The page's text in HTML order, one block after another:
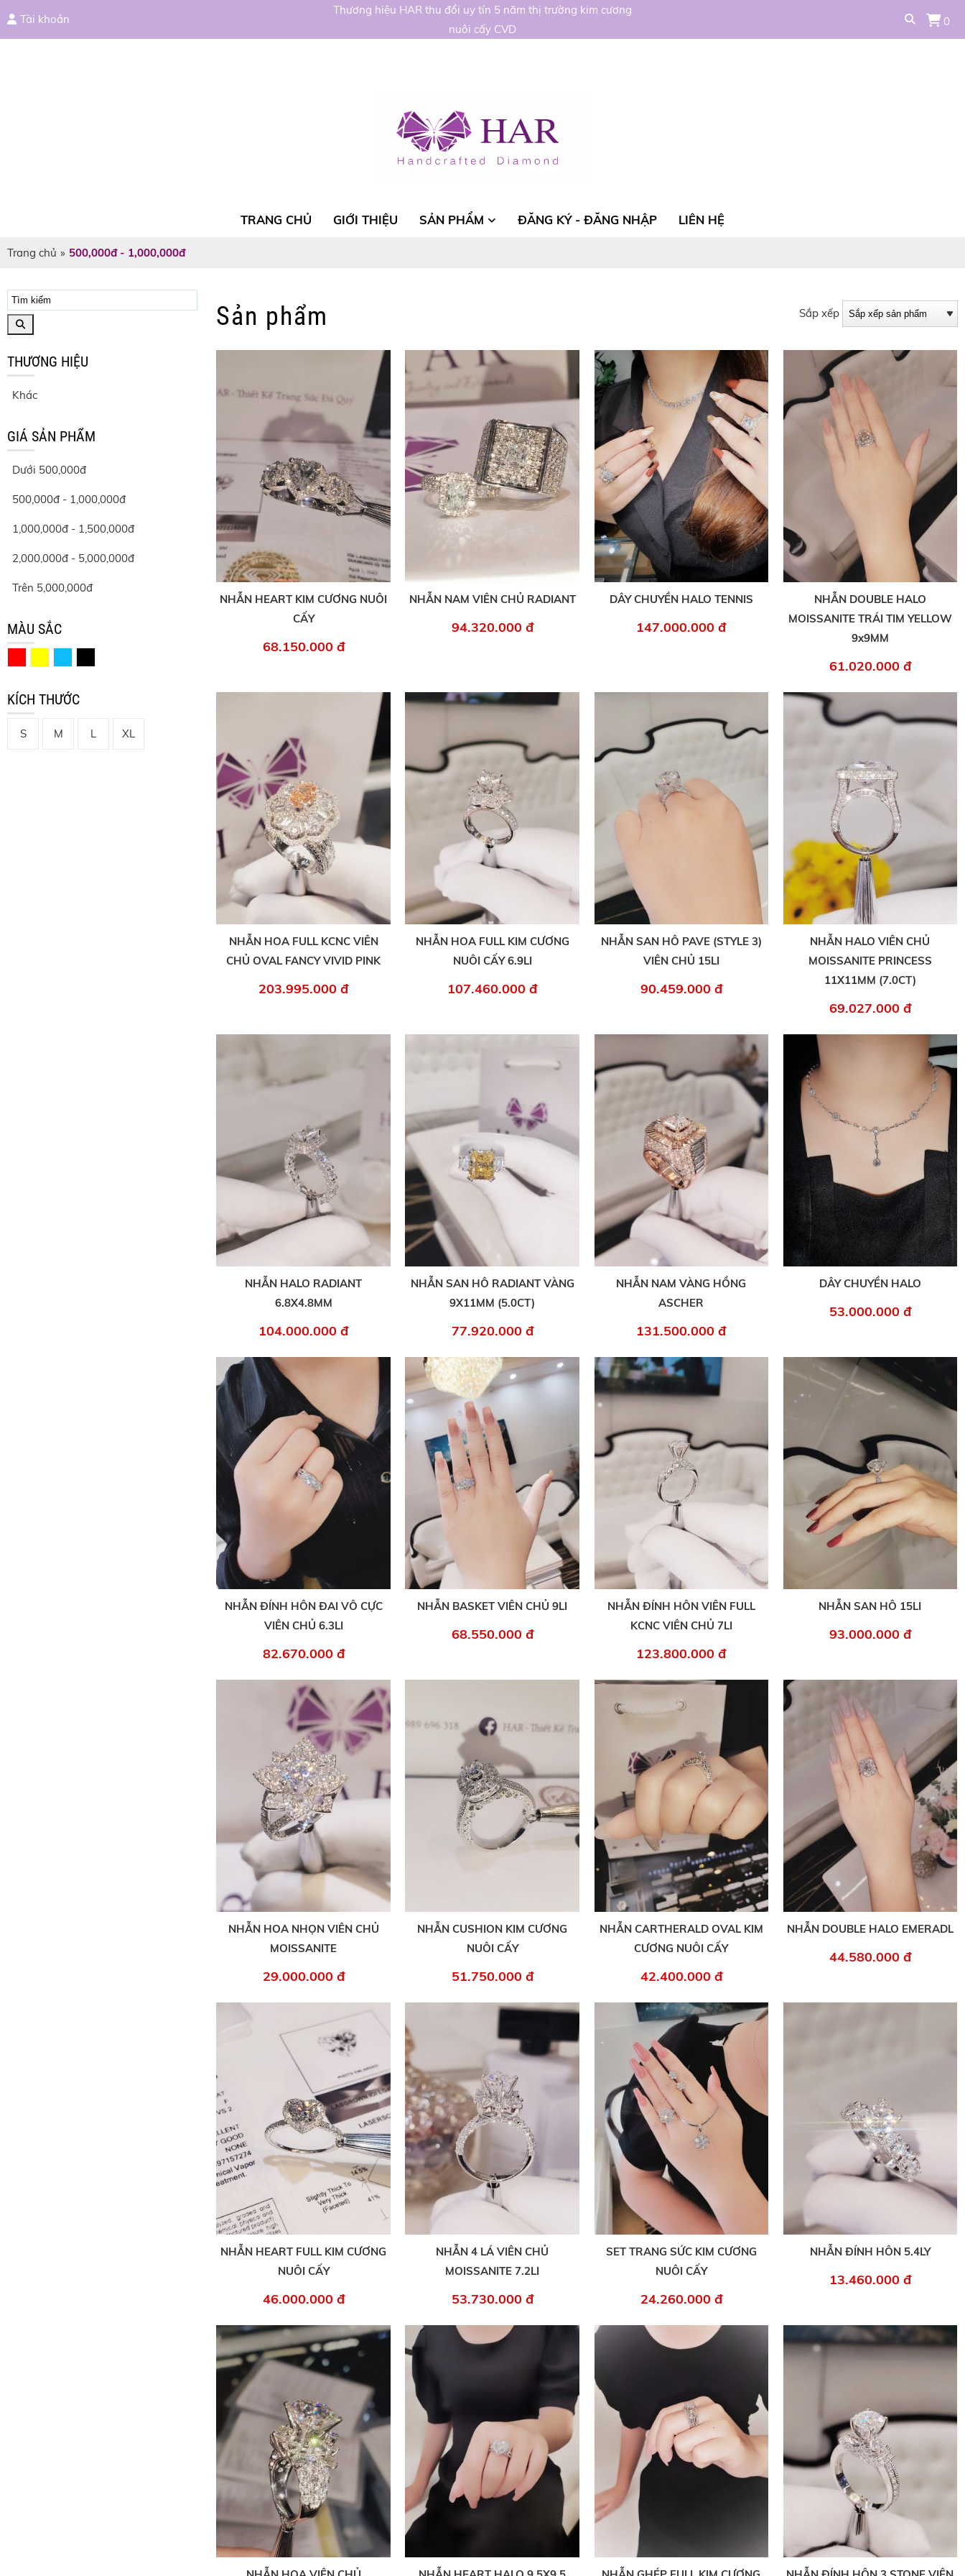
Tài khoản
Thương hiệu HAR thu đổi uy tín 5 năm thị trường kim cương
nuôi cấy CVD
0
TRANG CHỦ GIỚI THIỆU SẢN PHẨM ĐĂNG KÝ - ĐĂNG NHẬP LIÊN HỆ
Trang chủ » 500,000đ - 1,000,000đ
Sản phẩm Sắp xếp
NHẪN HEART KIM CƯƠNG NUÔI
CẤY
68.150.000 đ
NHẪN NAM VIÊN CHỦ RADIANT
94.320.000 đ
DÂY CHUYỀN HALO TENNIS
147.000.000 đ
NHẪN DOUBLE HALO
MOISSANITE TRÁI TIM YELLOW
9x9MM
61.020.000 đ
NHẪN HOA FULL KCNC VIÊN
CHỦ OVAL FANCY VIVID PINK
203.995.000 đ
NHẪN HOA FULL KIM CƯƠNG
NUÔI CẤY 6.9LI
107.460.000 đ
NHẪN SAN HÔ PAVE (STYLE 3)
VIÊN CHỦ 15LI
90.459.000 đ
NHẪN HALO VIÊN CHỦ
MOISSANITE PRINCESS
11X11MM (7.0CT)
69.027.000 đ
NHẪN HALO RADIANT
6.8X4.8MM
104.000.000 đ
NHẪN SAN HÔ RADIANT VÀNG
9X11MM (5.0CT)
77.920.000 đ
NHẪN NAM VÀNG HỒNG
ASCHER
131.500.000 đ
DÂY CHUYỀN HALO
53.000.000 đ
NHẪN ĐÍNH HÔN ĐAI VÔ CỰC
VIÊN CHỦ 6.3LI
82.670.000 đ
NHẪN BASKET VIÊN CHỦ 9LI
68.550.000 đ
NHẪN ĐÍNH HÔN VIÊN FULL
KCNC VIÊN CHỦ 7LI
123.800.000 đ
NHẪN SAN HÔ 15LI
93.000.000 đ
NHẪN HOA NHỌN VIÊN CHỦ
MOISSANITE
29.000.000 đ
NHẪN CUSHION KIM CƯƠNG
NUÔI CẤY
51.750.000 đ
NHẪN CARTHERALD OVAL KIM
CƯƠNG NUÔI CẤY
42.400.000 đ
NHẪN DOUBLE HALO EMERADL
44.580.000 đ
NHẪN HEART FULL KIM CƯƠNG
NUÔI CẤY
46.000.000 đ
NHẪN 4 LÁ VIÊN CHỦ
MOISSANITE 7.2LI
53.730.000 đ
SET TRANG SỨC KIM CƯƠNG
NUÔI CẤY
24.260.000 đ
NHẪN ĐÍNH HÔN 5.4LY
13.460.000 đ
THƯƠNG HIỆU
Khác
GIÁ SẢN PHẨM
Dưới 500,000đ
500,000đ - 1,000,000đ
1,000,000đ - 1,500,000đ
2,000,000đ - 5,000,000đ
Trên 5,000,000đ
MÀU SẮC
KÍCH THƯỚC
S M L XL